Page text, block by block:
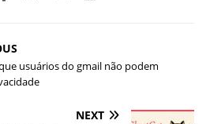
usuários do gmail não podem
NEXT